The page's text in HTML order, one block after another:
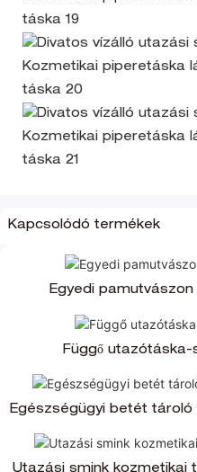
Kapcsolódó termékek
Egyedi
Függő
Egészségügyi betét
Utazási smink kozmetikai